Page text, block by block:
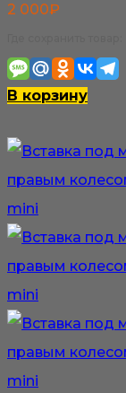
2 000₽
В корзину